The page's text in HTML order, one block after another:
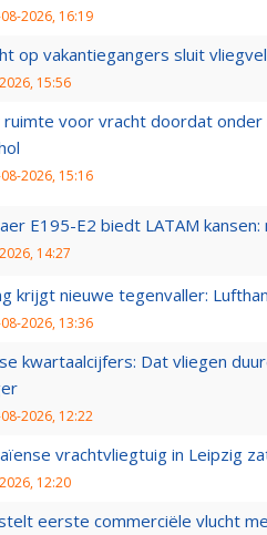
2026, 16:19
op vakantiegangers sluit
15:56
ruimte voor vracht doordat
2026, 15:16
E195-E2 biedt LATAM
14:27
krijgt nieuwe tegenvaller:
2026, 13:36
kwartaalcijfers: Dat vliegen
2026, 12:22
vrachtvliegtuig in Leipzig
12:20
eerste commerciële vlucht